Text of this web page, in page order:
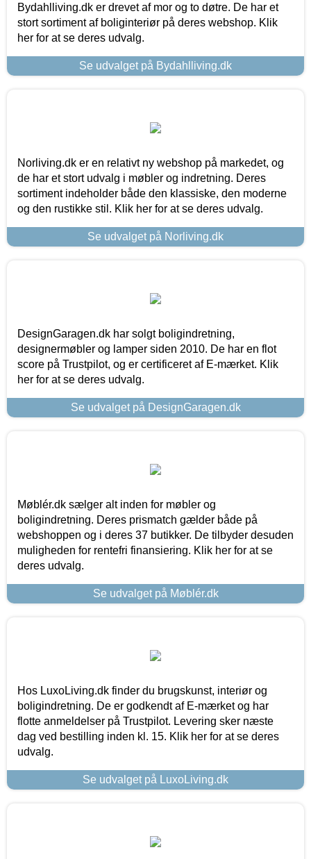
Bydahlliving.dk er drevet af mor og to døtre. De har et
stort sortiment af boliginteriør på deres webshop. Klik
her for at se deres udvalg.
Se udvalget på Bydahlliving.dk
Norliving.dk er en relativt ny webshop på markedet, og
de har et stort udvalg i møbler og indretning. Deres
sortiment indeholder både den klassiske, den moderne
og den rustikke stil. Klik her for at se deres udvalg.
Se udvalget på Norliving.dk
DesignGaragen.dk har solgt boligindretning,
designermøbler og lamper siden 2010. De har en flot
score på Trustpilot, og er certificeret af E-mærket. Klik
her for at se deres udvalg.
Se udvalget på DesignGaragen.dk
Møblér.dk sælger alt inden for møbler og
boligindretning. Deres prismatch gælder både på
webshoppen og i deres 37 butikker. De tilbyder desuden
muligheden for rentefri finansiering. Klik her for at se
deres udvalg.
Se udvalget på Møblér.dk
Hos LuxoLiving.dk finder du brugskunst, interiør og
boligindretning. De er godkendt af E-mærket og har
flotte anmeldelser på Trustpilot. Levering sker næste
dag ved bestilling inden kl. 15. Klik her for at se deres
udvalg.
Se udvalget på LuxoLiving.dk